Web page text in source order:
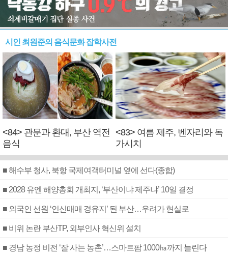
시인 최원준의 음식문화 잡학사전
<84> 관문과 환대, 부산 역전
음식
<83> 여름 제주, 벤자리와 독
가시치
■ 해수부 청사, 북항 국제여객터미널 옆에 선다(종합)
■ 2028 유엔 해양총회 개최지, ‘부산이냐 제주냐’ 10일 결정
■ 외국인 선원 ‘인신매매 경유지’ 된 부산…우려가 현실로
■ 비위 논란 부산TP, 외부인사 혁신위 설치
■ 경남 농정 비전 ‘잘 사는 농촌’…스마트팜 1000㏊까지 늘린다